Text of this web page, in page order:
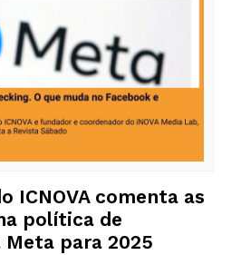
ICNOVA comenta as
política de
para 2025